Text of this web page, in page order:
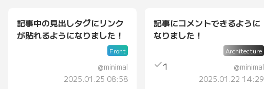
記事中の見出しタグにリンク
が貼れるようになりました！
Front
@minimal
2025.01.25 08:58
記事にコメントできるように
なりました！
Architecture
1 @minimal
2025.01.22 14:29